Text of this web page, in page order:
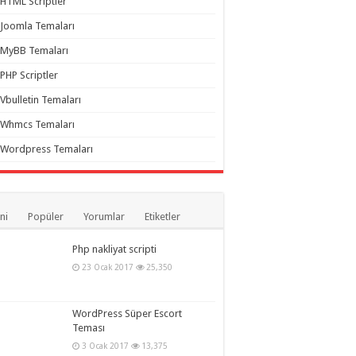
Joomla Temaları
MyBB Temaları
PHP Scriptler
Vbulletin Temaları
Whmcs Temaları
Wordpress Temaları
Popüler Yorumlar Etiketler
Php nakliyat scripti
23 Ocak 2017 25,350
WordPress Süper Escort
Teması
3 Ocak 2017 13,375